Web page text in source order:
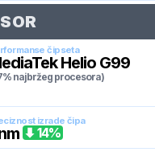
čipseta
Helio G99
najbržeg procesora)
izrade čipa
14%